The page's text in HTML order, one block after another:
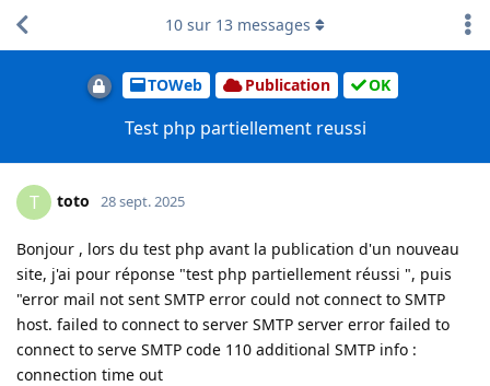
TOWeb Publication OK
Test php partiellement reussi
10 sur 13 messages
T toto 28 sept. 2025
Bonjour , lors du test php avant la publication d'un nouveau
site, j'ai pour réponse "test php partiellement réussi ", puis
"error mail not sent SMTP error could not connect to SMTP
host. failed to connect to server SMTP server error failed to
connect to serve SMTP code 110 additional SMTP info :
connection time out